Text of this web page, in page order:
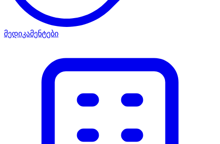
მედიკამენტები